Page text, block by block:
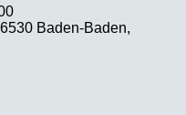
Baden-Baden,